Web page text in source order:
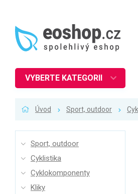
VYBERTE KATEGORII
Obývací pokoj
Úvod Sport, outdoor
Sport, outdoor
Cyklistika
Cyklokomponenty
Kliky